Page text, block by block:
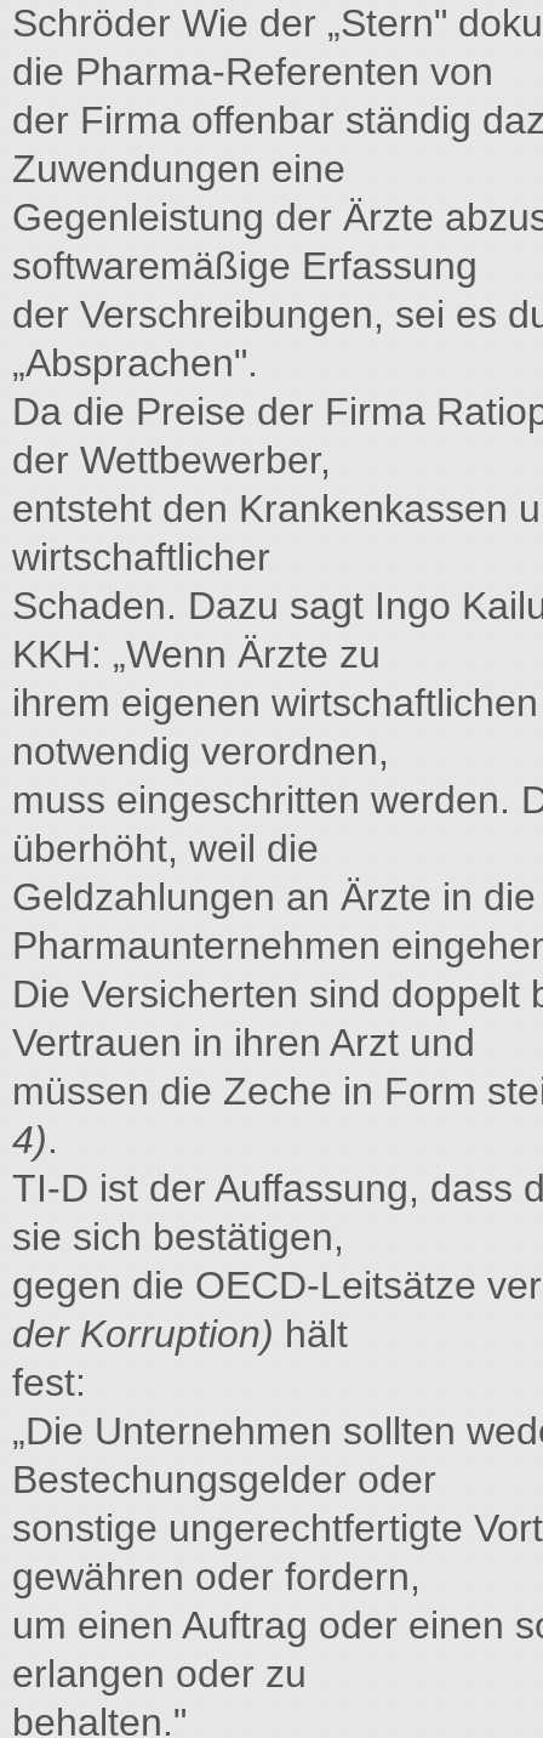
Schröder Wie der „Stern"
die Pharma-Referenten von
der Firma offenbar ständig
Zuwendungen eine
Gegenleistung der Ärzte
softwaremäßige Erfassung
der Verschreibungen, sei es
„Absprachen".
Da die Preise der Firma
der Wettbewerber,
entsteht den Krankenkassen
wirtschaftlicher
Schaden. Dazu sagt Ingo
KKH: „Wenn Ärzte zu
ihrem eigenen
notwendig verordnen,
muss eingeschritten werden.
überhöht, weil die
Geldzahlungen an Ärzte in
Pharmaunternehmen
Die Versicherten sind doppelt
Vertrauen in ihren Arzt und
müssen die Zeche in Form
4).
TI-D ist der Auffassung, dass
sie sich bestätigen,
gegen die OECD-Leitsätze
der Korruption) hält
fest:
„Die Unternehmen sollten
Bestechungsgelder oder
sonstige ungerechtfertigte
gewähren oder fordern,
um einen Auftrag oder einen
erlangen oder zu
behalten."